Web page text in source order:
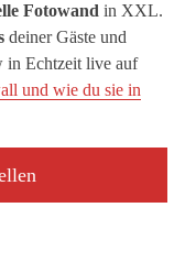
Fotowand in XXL.
deiner Gäste und
in Echtzeit live auf
und wie du sie in